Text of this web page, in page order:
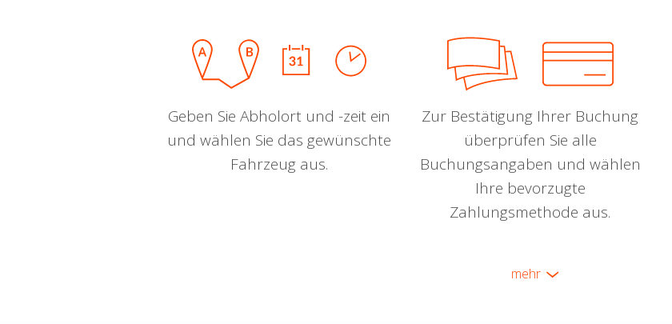
Geben Sie Abholort und -zeit ein
und wählen Sie das gewünschte
Fahrzeug aus.
Zur Bestätigung Ihrer Buchung
überprüfen Sie alle
Buchungsangaben und wählen
Ihre bevorzugte
Zahlungsmethode aus.
mehr